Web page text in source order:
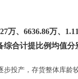
、6636.86万、
合计提比例均值分
投产，存货整体库龄